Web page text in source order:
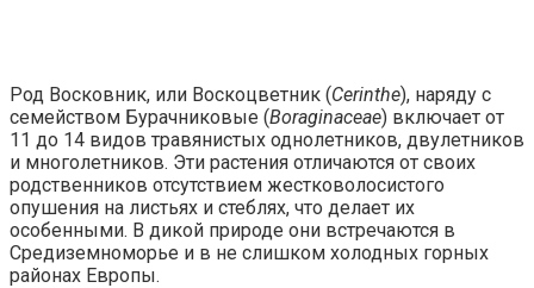
Род Восковник, или Воскоцветник (Cerinthe), наряду с
семейством Бурачниковые (Boraginaceae) включает от
11 до 14 видов травянистых однолетников, двулетников
и многолетников. Эти растения отличаются от своих
родственников отсутствием жестковолосистого
опушения на листьях и стеблях, что делает их
особенными. В дикой природе они встречаются в
Средиземноморье и в не слишком холодных горных
районах Европы.